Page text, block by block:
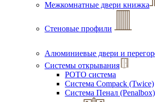
Межкомнатные двери книжка
Стеновые профили
Алюминиевые двери и
Системы открывания
РОТО система
Система Compack (Twice)
Система Пенал (Penalbox)